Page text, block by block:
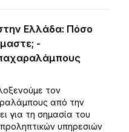
Ελλάδα: Πόσο
-
τον
από την
για τη σημασία του
υπηρεσιών